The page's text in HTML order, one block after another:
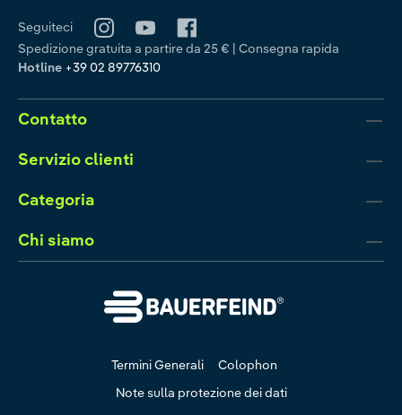
Seguiteci
Spedizione gratuita a partire da 25 € | Consegna rapida
Hotline +39 02 89776310
Contatto
Servizio clienti
Categoria
Chi siamo
Termini Generali
Colophon
Note sulla protezione dei dati